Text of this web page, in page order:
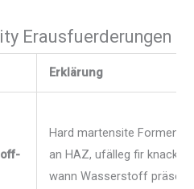
Erausfuerderungen
Erklärung
Hard martensite Formen
an HAZ, ufälleg fir knacken
wann Wasserstoff präsent